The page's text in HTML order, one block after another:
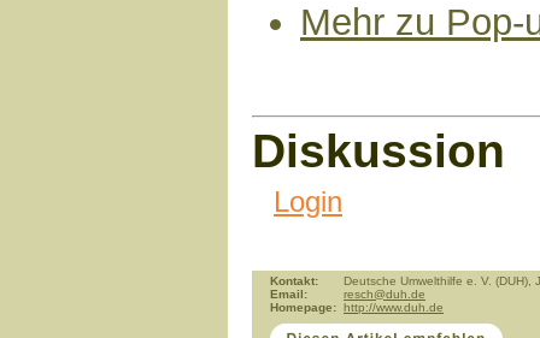
Mehr zu Pop-
Diskussion
Login
Kontakt:
Deutsche Umwelthilfe e. V. (DUH),
Email:
resch@duh.de
Homepage: http://www.duh.de